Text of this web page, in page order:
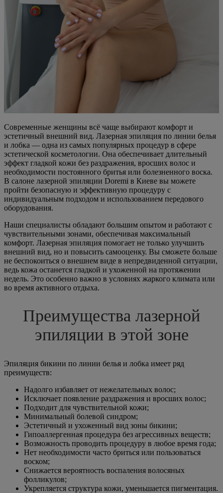
Современные женщины всё чаще выбирают комфорт и
эстетичный внешний вид. Лазерная эпиляция по линии белья
и лобка — одна из самых популярных процедур в сфере
эстетической косметологии. Она обеспечивает длительный
эффект гладкой кожи без раздражения, вросших волос и
необходимости постоянного бритья или болезненного воска.
В салоне лазерной эпиляции Doremi в Киеве вы можете
пройти безопасную и эффективную процедуру с
индивидуальным подходом и использованием передового
оборудования.
Наши специалисты обладают большим опытом и работают с
чувствительными зонами, обеспечивая максимальный
комфорт. Лазерная эпиляция помогает не только улучшить
внешний вид, но и повысить самооценку. Вы сможете больше
не беспокоиться о внешнем виде в непредвиденной ситуации,
ведь кожа останется гладкой и ухоженной на протяжении
недель. Это особенно важно в условиях жаркого климата или
во время активного отдыха.
Преимущества лазерной
эпиляции в этой зоне
Эпиляция бикини по линии белья и лобка имеет ряд
преимуществ:
Надолго избавляет от нежелательных волос;
Исключает появление раздражения и вросших волос;
Подходит для чувствительной кожи;
Минимальный болевой синдром;
Эстетичный и ухоженный вид зоны бикини;
Гипоаллергенная процедура без агрессивных веществ;
Возможность проводить процедуру в любое время года;
Нет необходимости часто бриться или пользоваться
воском;
Снижается вероятность воспаления волосяных
фолликулов;
Укрепляется структура кожи, уменьшается пигментация.